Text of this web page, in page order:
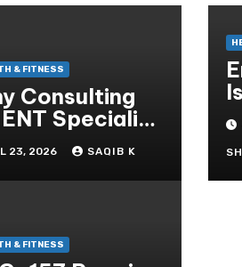
& FITNESS
Consulting
Specialist
Better
23, 2026 SAQIB K
& FITNESS